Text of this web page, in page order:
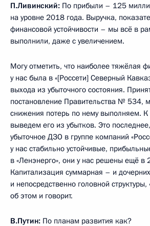
П.Ливинский: По прибыли – 125
на уровне 2018 года. Выручка,
финансовой устойчивости – мы всё в
выполнили, даже с увеличением.
Могу отметить, что наиболее тяжёлая
у нас была в «[Россети] Северный
выхода из убыточного состояния.
постановление Правительства № 534,
снижения потерь по нему выполняем.
выведем его из убытков. Это
убыточное ДЗО в группе компаний
у нас стабильно устойчивые,
в «Ленэнерго», они у нас решены ещё в
Капитализация суммарная – и
и непосредственно головной
об этом и говорит.
В.Путин: По планам развития как?